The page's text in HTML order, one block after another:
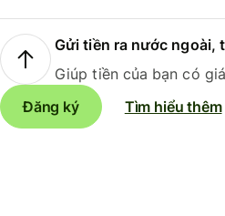
Gửi tiền ra nước ngoài,
Giúp tiền của bạn có
Đăng ký
Tìm hiểu thêm